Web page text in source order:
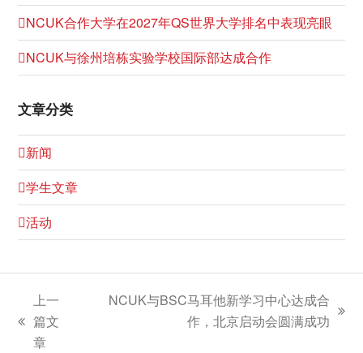
NCUK合作大学在2027年QS世界大学排名中表现亮眼
NCUK与徐州培栋实验学校国际部达成合作
文章分类
新闻
学生文章
活动
上
上一
篇文
章
NCUK与BSC马耳他新学习中心达成合
作，北京启动会圆满成功